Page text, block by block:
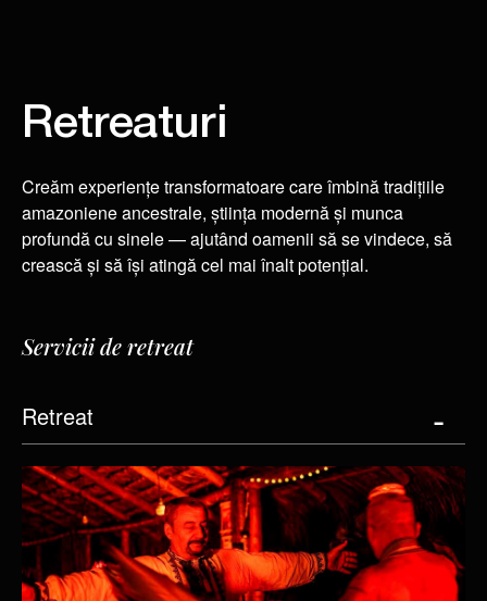
Retreaturi
Creăm experiențe transformatoare care îmbină tradițiile
amazoniene ancestrale, știința modernă și munca
profundă cu sinele — ajutând oamenii să se vindece, să
crească și să își atingă cel mai înalt potențial.
Servicii de retreat
Retreat